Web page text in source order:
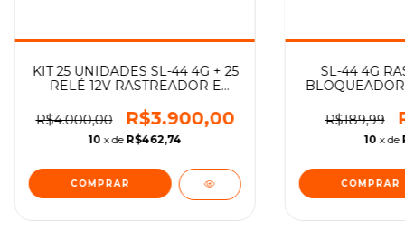
KIT 25 UNIDADES SL-44 4G + 25
RELÉ 12V RASTREADOR E
R$4.000,00
R$3.900,00
10 x de R$462,74
SL-44 4G
R$189,99
10 x de